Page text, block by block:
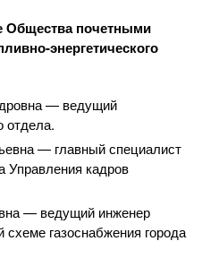
Общества почетными
энергетического
— ведущий
отдела.
— главный специалист
Управления кадров
— ведущий инженер
газоснабжения города